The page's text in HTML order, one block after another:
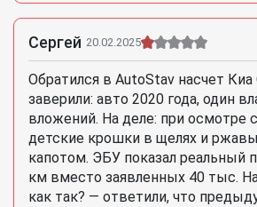
Сергей 20.02.2025
Обратился в AutoStav насчет Киа
заверили: авто 2020 года, один
вложений. На деле: при осмотре
детские крошки в щелях и
капотом. ЭБУ показал реальный
км вместо заявленных 40 тыс.
как так? — ответили, что